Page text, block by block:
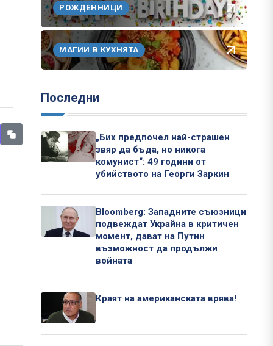
РОЖДЕННИЦИ
МАГИИ В КУХНЯТА
Последни
„Бих предпочел най-страшен
звяр да бъда, но никога
комунист“: 49 години от
убийството на Георги Заркин
Bloomberg: Западните съюзници
подвеждат Украйна в критичен
момент, дават на Путин
възможност да продължи
войната
Краят на американската врява!